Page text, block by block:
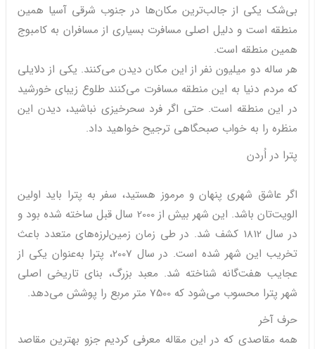
بی‌شک یکی از جالب‌ترین مکان‌ها در جنوب شرقی آسیا همین
منطقه است و دلیل اصلی مسافرت بسیاری از مسافران به کامبوج
همین منطقه است.
هر ساله دو میلیون نفر از این مکان دیدن می‌کنند. یکی از دلایلی
که مردم دنیا به این منطقه مسافرت می‌کنند طلوع زیبای خورشید
در این منطقه است. حتی اگر فرد سحرخیزی نباشید، دیدن این
منظره را به خواب صبحگاهی ترجیح خواهید داد.
پترا در اُردن
اگر عاشق شهری پنهان و مرموز هستید، سفر به پترا باید اولین
الویت‌تان باشد. این شهر بیش از 2000 سال قبل ساخته شده بود و
در سال 1812 کشف شد. در طی زمان زمین‌لرزه‌های متعدد باعث
تخریب این شهر شده است. در سال 2007، پترا به‌عنوان یکی از
عجایب هفت‌گانه شناخته شد. معبد بزرگ، بنای تاریخی اصلی
شهر پترا محسوب می‌شود که 7500 متر مربع را پوشش می‌دهد.
حرف آخر
همه مقاصدی که در این مقاله معرفی کردیم جزو بهترین مقاصد